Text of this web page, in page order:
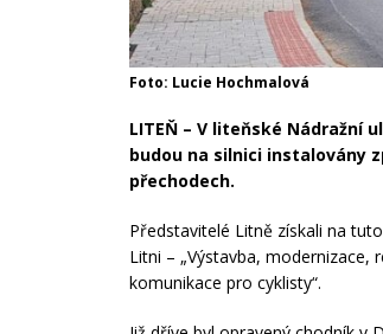
Foto: Lucie Hochmalová
LITEŇ – V liteňské Nádražní
budou na silnici instalovány
přechodech.
Představitelé Litně získali na
Litni – „Výstavba, modernizace,
komunikace pro cyklisty“.